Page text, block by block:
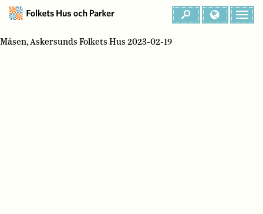
Måsen, Askersunds Folkets Hus 2023-02-19